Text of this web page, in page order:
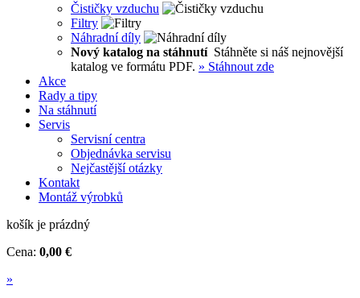
Čističky vzduchu
Filtry
Náhradní díly
Nový katalog na stáhnutí Stáhněte si náš nejnovější
katalog ve formátu PDF. » Stáhnout zde
Akce
Rady a tipy
Na stáhnutí
Servis
Servisní centra
Objednávka servisu
Nejčastější otázky
Kontakt
Montáž výrobků
košík je prázdný
Cena: 0,00 €
»